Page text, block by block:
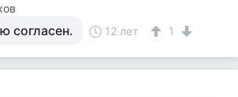
согласен. 12 лет 1